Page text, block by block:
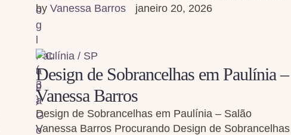
by Vanessa Barros janeiro 20, 2026
Paulínia / SP
Design de Sobrancelhas em Paulínia –
Vanessa Barros
Design de Sobrancelhas em Paulínia – Salão
Vanessa Barros Procurando Design de Sobrancelhas